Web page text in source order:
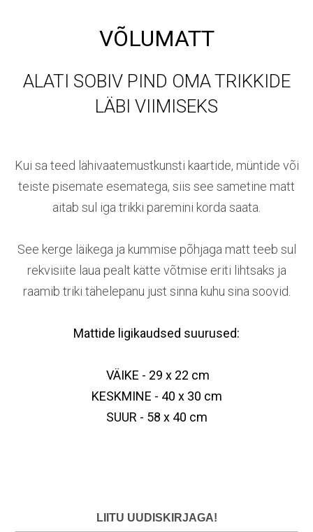
VÕLUMATT
ALATI SOBIV PIND OMA TRIKKIDE
LÄBI VIIMISEKS
Kui sa teed lähivaatemustkunsti kaartide, müntide või
teiste pisemate esematega, siis see sametine matt
aitab sul iga trikki paremini korda saata.
See kerge läikega ja kummise põhjaga matt teeb sul
rekvisiite laua pealt kätte võtmise eriti lihtsaks ja
raamib triki tähelepanu just sinna kuhu sina soovid.
Mattide ligikaudsed suurused:
VÄIKE - 29 x 22 cm
KESKMINE - 40 x 30 cm
SUUR - 58 x 40 cm
LIITU UUDISKIRJAGA!